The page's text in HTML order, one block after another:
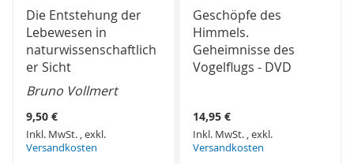
Die Entstehung der
Lebewesen in
naturwissenschaftlich
er Sicht
Bruno Vollmert
9,50 €
Inkl. MwSt. ,exkl.
Versandkosten
Geschöpfe des
Himmels.
Geheimnisse des
Vogelflugs - DVD
14,95 €
Inkl. MwSt. ,exkl.
Versandkosten